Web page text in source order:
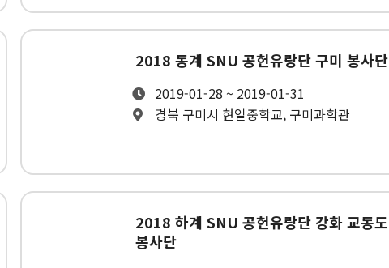
2018 동계 SNU 공헌유랑단 구미 봉사단
2019-01-28 ~ 2019-01-31
경북 구미시 현일중학교, 구미과학관
2018 하계 SNU 공헌유랑단 강화 교동도
봉사단